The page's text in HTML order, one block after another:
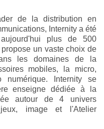
de la distribution en
Internity a été
plus de 500
un vaste choix de
les domaines de la
mobiles, la micro,
Internity se
enseigne dédiée à la
autour de 4 univers
image et l'Atelier